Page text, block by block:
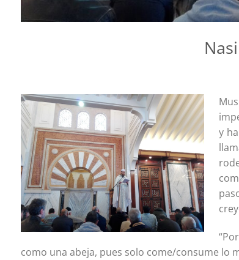
y
como una abeja, pues solo come/consume lo